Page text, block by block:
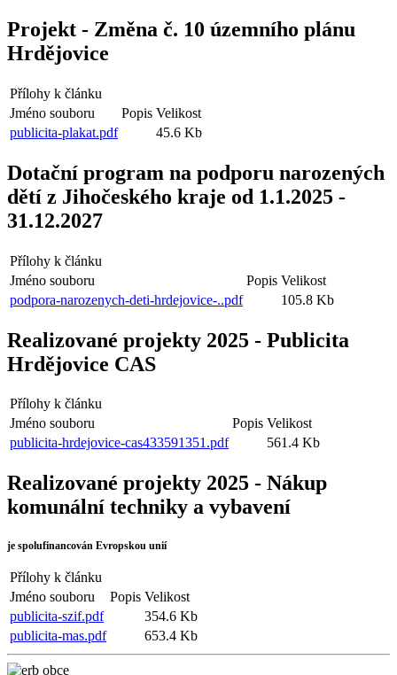
Projekt - Změna č. 10 územního plánu
Hrdějovice
Přílohy k článku
Jméno souboru
Popis Velikost
publicita-plakat.pdf
45.6 Kb
Dotační program na podporu narozených
dětí z Jihočeského kraje od 1.1.2025 -
31.12.2027
Přílohy k článku
Jméno souboru
Popis Velikost
podpora-narozenych-deti-hrdejovice-..pdf
105.8 Kb
Realizované projekty 2025 - Publicita
Hrdějovice CAS
Přílohy k článku
Jméno souboru
Popis Velikost
publicita-hrdejovice-cas433591351.pdf
561.4 Kb
Realizované projekty 2025 - Nákup
komunální techniky a vybavení
je spolufinancován Evropskou unií
Přílohy k článku
Jméno souboru
Popis Velikost
publicita-szif.pdf
354.6 Kb
publicita-mas.pdf
653.4 Kb